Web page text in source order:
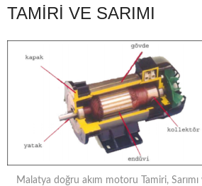
TAMIRI VE SARIMI
Malatya doğru akım motoru Tamiri, Sarımı